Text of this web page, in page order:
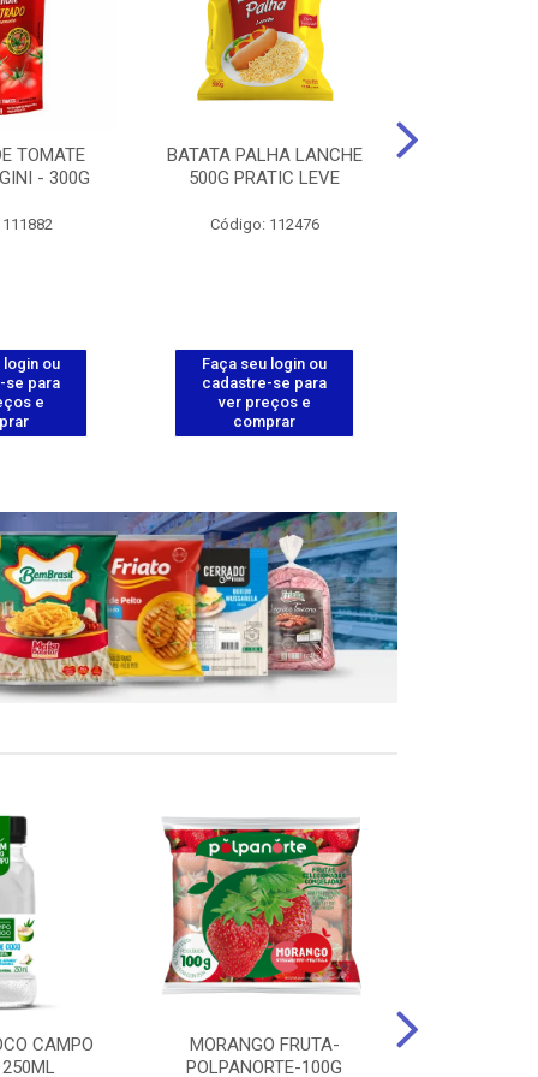
TOMATE
- 300G
login ou
se para
e
BATATA PALHA LANCHE
500G PRATIC LEVE
Código: 112476
Faça seu login ou
cadastre-se para
ver preços e
comprar
CAMPO
MORANGO FRUTA-
POLPANORTE-100G